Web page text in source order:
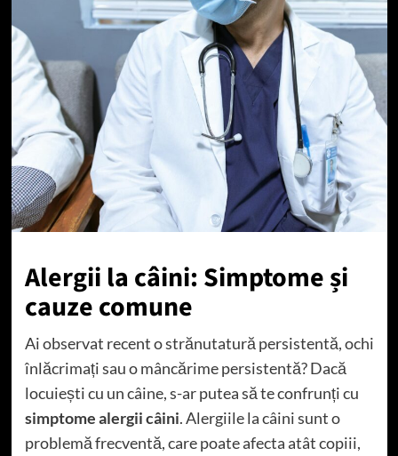
Alergii la câini: Simptome și
cauze comune
Ai observat recent o strănutatură persistentă, ochi
înlăcrimați sau o mâncărime persistentă? Dacă
locuiești cu un câine, s-ar putea să te confrunți cu
simptome alergii câini. Alergiile la câini sunt o
problemă frecventă, care poate afecta atât copiii,